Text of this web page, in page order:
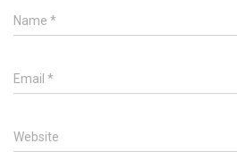
Name *
Email *
Website